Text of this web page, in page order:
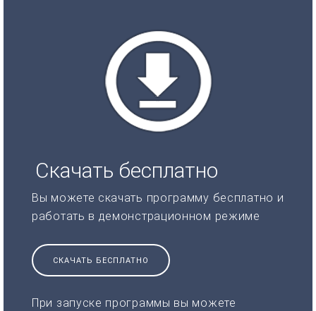
Скачать бесплатно
Вы можете скачать программу бесплатно и
работать в демонстрационном режиме
СКАЧАТЬ БЕСПЛАТНО
При запуске программы вы можете